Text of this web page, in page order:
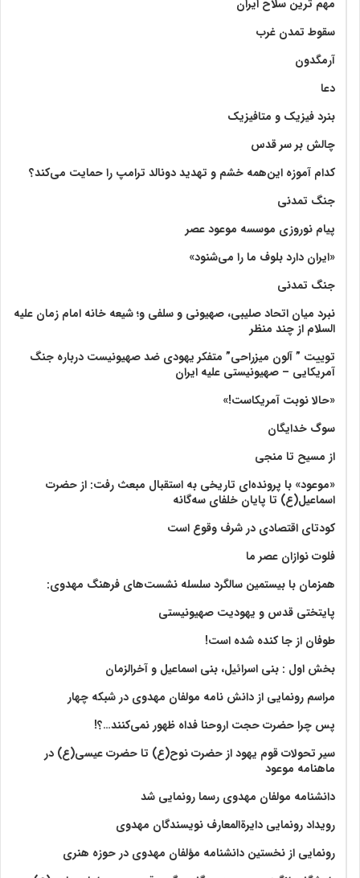
مهم ترین سلاح ایران
سقوط تمدن غرب
آرمگدون
دعا
بنرد فیزیک و متافیزیک
چالش بر سر قدس
کدام آموزه این‌همه خشم و تهدید دونالد ترامپ را حمایت می‌کند؟
جنگ تمدنی
پیام نوروزی موسسه موعود عصر
«ایران دارد بلوف ما را می‌شنود»
جنگ تمدنی
نبرد میان اتحاد صلیبی، صهیونی و سلفی و؛ شیعه خانه امام زمان علیه
السلام از چند منظر
توییت ” آلون میزراحی” متفکر یهودی ضد صهیونیست درباره جنگ
آمریکایی – صهیونیستی علیه ایران
«حالا نوبت آمریکاست!»
سوگ خدایگان
از مسیح تا منجی
«موعود» با پرونده‌ای تاریخی به استقبال مبعث رفت: از حضرت
اسماعیل(ع) تا پایان خلفای سه‌گانه
کودتای اقتصادی در شرف وقوع است
فلوت نوازان عصر ما
همزمان با بیستمین سالگرد سلسله نشست‌های فرهنگ مهدوی:‌
پایتختی قدس و یهودیت صهیونیستی
طوفان از جا کنده شده است!
بخش اول : بنی اسرائیل، بنی اسماعیل و آخرالزمان
مراسم رونمایی از دانش نامه مولفان مهدوی در شبکه چهار
پس چرا حضرت حجت اروحنا فداه ظهور نمی‌کنند…؟!
سیر تحولات قوم یهود از حضرت نوح(ع) تا حضرت عیسی(ع) در
ماهنامه موعود
دانشنامه مولفان مهدوی رسما رونمایی شد
رویداد رونمایی دایرةالمعارف نویسندگان مهدوی
رونمایی از نخستین دانشنامه مؤلفان مهدوی در حوزه هنری